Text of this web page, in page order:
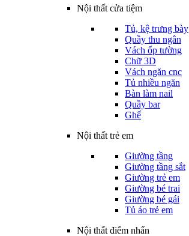
Nội thất cửa tiệm
Tủ, kệ trưng bày
Quầy thu ngân
Vách ốp tường
Chữ 3D
Vách ngăn cnc
Tủ nhiều ngăn
Bàn làm nail
Quầy bar
Ghế
Nội thất trẻ em
Giường tầng
Giường tầng sắt
Giường trẻ em
Giường bé trai
Giường bé gái
Tủ áo trẻ em
Nội thất điểm nhấn